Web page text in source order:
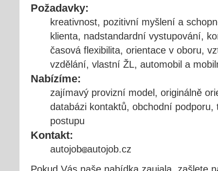
Požadavky:
kreativnost, pozitivní myšlení a
klienta, nadstandardní vystupování,
časová flexibilita, orientace v oboru,
vzdělání, vlastní ŽL, automobil a
Nabízíme:
zajímavý provizní model, originálně
databázi kontaktů, obchodní
postupu
Kontakt:
autojob autojob.cz